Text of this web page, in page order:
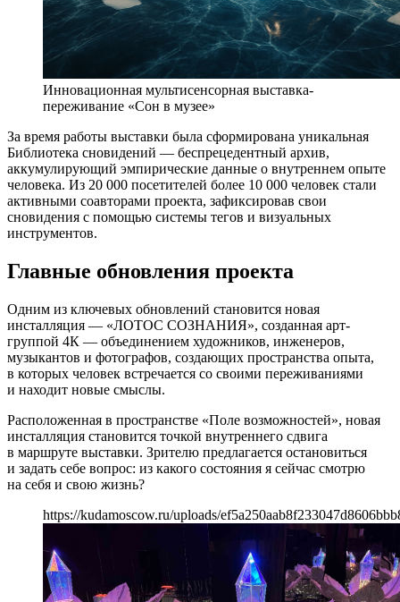
Инновационная мультисенсорная выставка-
переживание «Сон в музее»
За время работы выставки была сформирована уникальная
Библиотека сновидений — беспрецедентный архив,
аккумулирующий эмпирические данные о внутреннем опыте
человека. Из 20 000 посетителей более 10 000 человек стали
активными соавторами проекта, зафиксировав свои
сновидения с помощью системы тегов и визуальных
инструментов.
Главные обновления проекта
Одним из ключевых обновлений становится новая
инсталляция — «ЛОТОС СОЗНАНИЯ», созданная арт-
группой 4К — объединением художников, инженеров,
музыкантов и фотографов, создающих пространства опыта,
в которых человек встречается со своими переживаниями
и находит новые смыслы.
Расположенная в пространстве «Поле возможностей», новая
инсталляция становится точкой внутреннего сдвига
в маршруте выставки. Зрителю предлагается остановиться
и задать себе вопрос: из какого состояния я сейчас смотрю
на себя и свою жизнь?
https://kudamoscow.ru/uploads/